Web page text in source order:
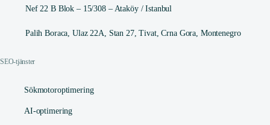
Nef 22 B Blok – 15/308 – Ataköy / Istanbul
Palih Boraca, Ulaz 22A, Stan 27, Tivat, Crna Gora, Montenegro
SEO-tjänster
Sökmotoroptimering
AI-optimering